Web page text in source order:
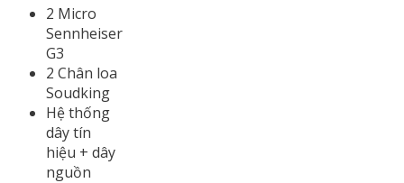
2 Micro
Sennheiser
G3
2 Chân loa
Soudking
Hệ thống
dây tín
hiệu + dây
nguồn